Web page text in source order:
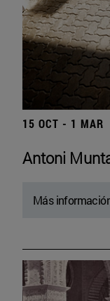
15 OCT - 1 MAR
Antoni
Más